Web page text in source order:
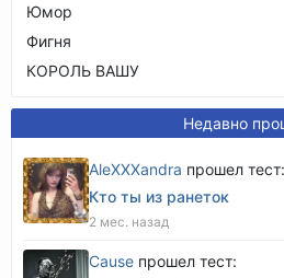
Юмор
Фигня
КОРОЛЬ ВАШУ
Недавно
AleXXXandra прошел тест:
Кто ты из ранеток
2 мес. назад
Cause прошел тест: